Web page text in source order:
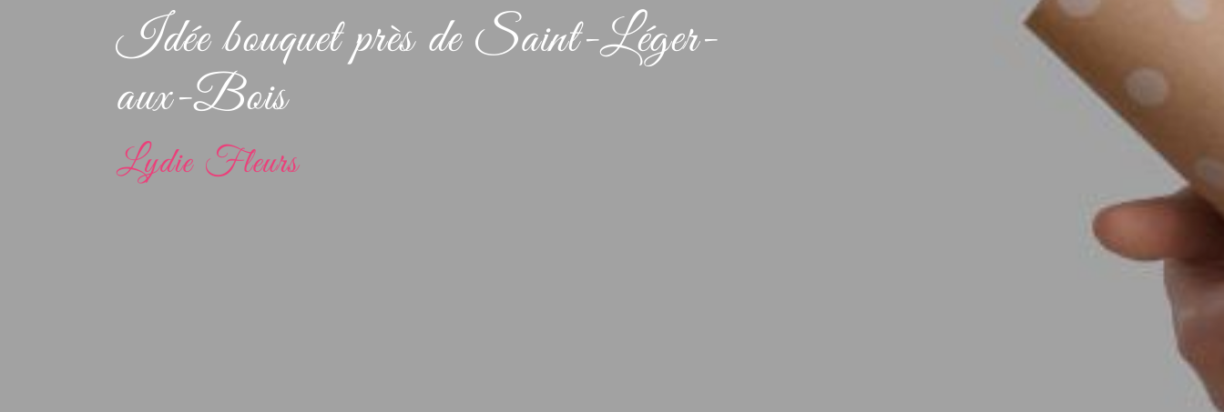
Idée bouquet près de Saint-Léger-
aux-Bois
Lydie Fleurs